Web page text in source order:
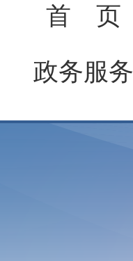
首 页
政务服务